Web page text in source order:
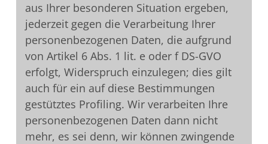
aus Ihrer besonderen Situation ergeben,
jederzeit gegen die Verarbeitung Ihrer
personenbezogenen Daten, die aufgrund
von Artikel 6 Abs. 1 lit. e oder f DS-GVO
erfolgt, Widerspruch einzulegen; dies gilt
auch für ein auf diese Bestimmungen
gestütztes Profiling. Wir verarbeiten Ihre
personenbezogenen Daten dann nicht
mehr, es sei denn, wir können zwingende